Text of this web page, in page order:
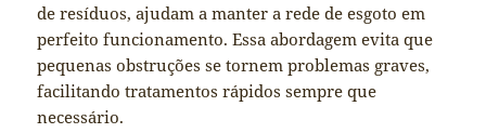
de resíduos, ajudam a manter a rede de esgoto em
perfeito funcionamento. Essa abordagem evita que
pequenas obstruções se tornem problemas graves,
facilitando tratamentos rápidos sempre que
necessário.